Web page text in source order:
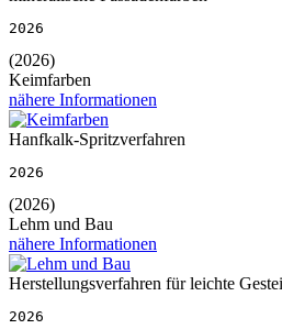
2026
(2026)
Keimfarben
nähere Informationen
Hanfkalk-Spritzverfahren
2026
(2026)
Lehm und Bau
nähere Informationen
Herstellungsverfahren für leichte
2026